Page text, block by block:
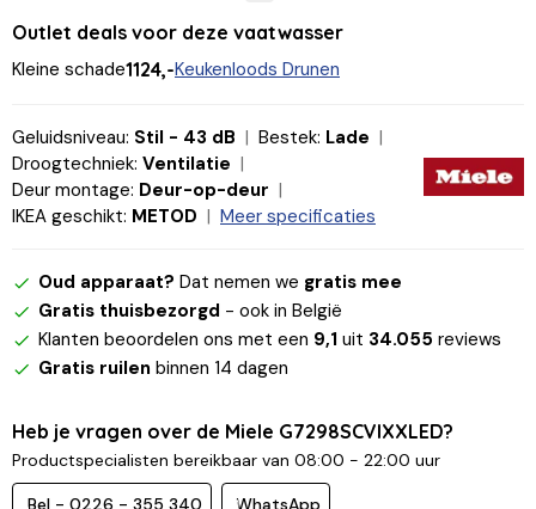
Outlet deals voor deze vaatwasser
Kleine schade1124,-Keukenloods Drunen
Geluidsniveau: Stil - 43 dB Bestek: Lade
Droogtechniek: Ventilatie
Deur montage: Deur-op-deur
IKEA geschikt: METOD Meer specificaties
Oud apparaat? Dat nemen we gratis mee
Gratis thuisbezorgd - ook in België
Klanten beoordelen ons met een 9,1 uit 34.055 reviews
Gratis ruilen binnen 14 dagen
Heb je vragen over de Miele G7298SCVIXXLED?
Productspecialisten bereikbaar van 08:00 - 22:00 uur
Bel - 0226 - 355 340 WhatsApp